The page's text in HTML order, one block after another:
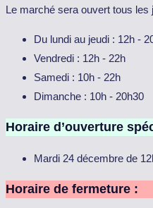
Le marché sera ouvert tous
Du lundi au jeudi : 12h -
Vendredi : 12h - 22h
Samedi : 10h - 22h
Dimanche : 10h - 20h30
Horaire d’ouverture
Mardi 24 décembre de
Horaire de fermeture :